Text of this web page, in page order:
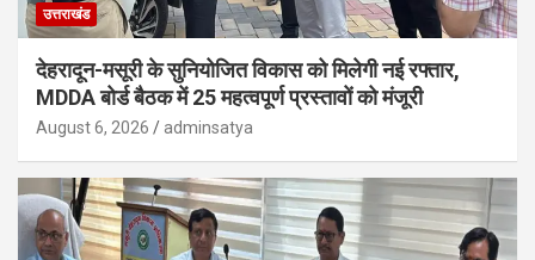
उत्तराखंड
देहरादून-मसूरी के सुनियोजित विकास को मिलेगी नई रफ्तार,
MDDA बोर्ड बैठक में 25 महत्वपूर्ण प्रस्तावों को मंजूरी
August 6, 2026 adminsatya